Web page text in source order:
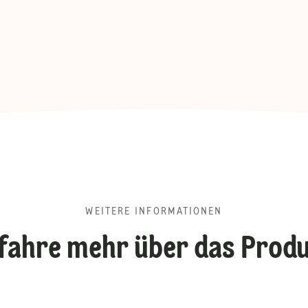
WEITERE INFORMATIONEN
mehr über das